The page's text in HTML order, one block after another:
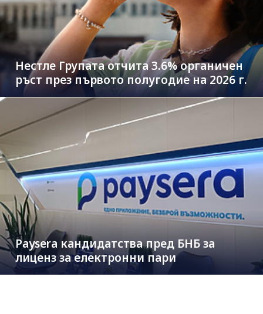
Нестле Групата отчита 3.6% органичен
ръст през първото полугодие на 2026 г.
Paysera кандидатства пред БНБ за
лиценз за електронни пари